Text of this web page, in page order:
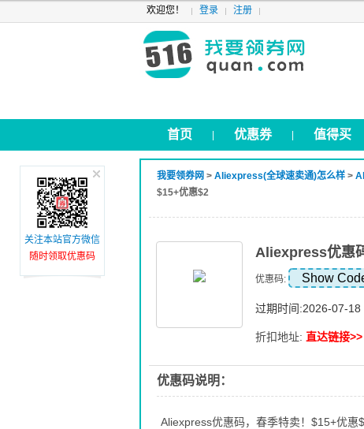
欢迎您！ 登录 注册
首页 优惠券 值得买
我要领券网 > Aliexpress(全球速卖通)怎么样 >
$15+优惠$2
Aliexpress优惠
优惠码: Show
过期时间:2026-07-18
折扣地址: 直达链接>>
优惠码说明：
Aliexpress优惠码，春季特卖！$15+优惠
关注本站官方微信
随时领取优惠码